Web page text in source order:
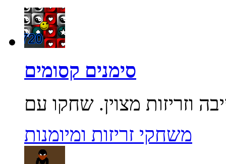
סימנים קסומים
משחקי זריזות ומיומנות